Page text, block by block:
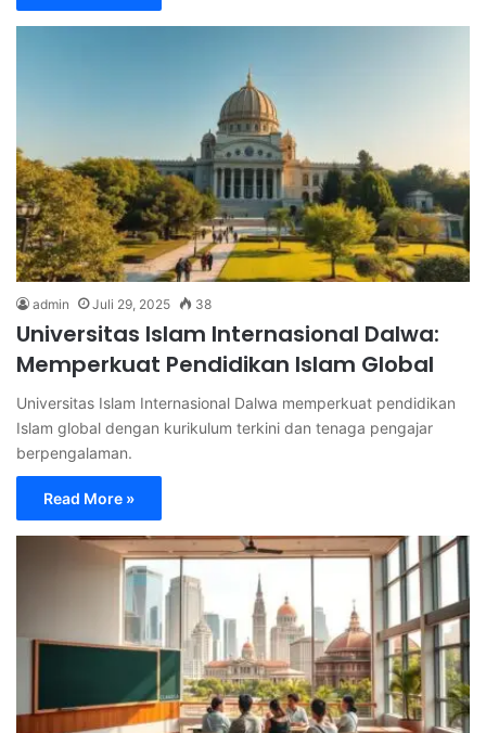
admin Juli 29, 2025 38
Universitas Islam Internasional Dalwa:
Memperkuat Pendidikan Islam Global
Universitas Islam Internasional Dalwa memperkuat pendidikan
Islam global dengan kurikulum terkini dan tenaga pengajar
berpengalaman.
Read More »